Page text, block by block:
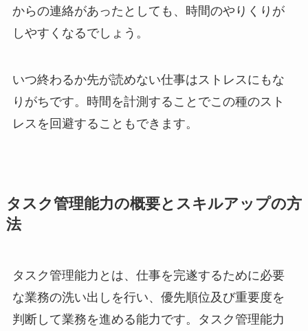
からの連絡があったとしても、時間のやりくりが
しやすくなるでしょう。
いつ終わるか先が読めない仕事はストレスにもな
りがちです。時間を計測することでこの種のスト
レスを回避することもできます。
タスク管理能力の概要とスキルアップの方
法
タスク管理能力とは、仕事を完遂するために必要
な業務の洗い出しを行い、優先順位及び重要度を
判断して業務を進める能力です。タスク管理能力